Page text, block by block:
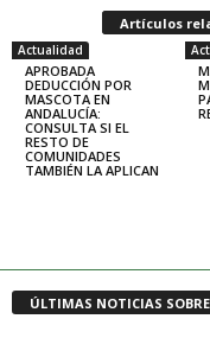
Artículos
Actualidad
APROBADA
DEDUCCIÓN POR
MASCOTA EN
ANDALUCÍA:
CONSULTA SI EL
RESTO DE
COMUNIDADES
TAMBIÉN LA APLICAN
ÚLTIMAS NOTICIAS SOBRE